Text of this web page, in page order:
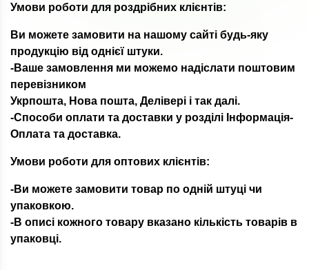
Умови роботи для роздрібних клієнтів:
Ви можете замовити на нашому сайті будь-яку
продукцію від однієї штуки.
-Ваше замовлення ми можемо надіслати поштовим
перевізником
Укрпошта, Нова пошта, Делівері і так далі.
-Способи оплати та доставки у розділі Інформація-
Оплата та доставка.
Умови роботи для оптових клієнтів:
-Ви можете замовити товар по одній штуці чи
упаковкою.
-В описі кожного товару вказано кількість товарів в
упаковці.